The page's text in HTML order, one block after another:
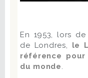
En 1953, lors
de Londres, le
référence pour
du monde.